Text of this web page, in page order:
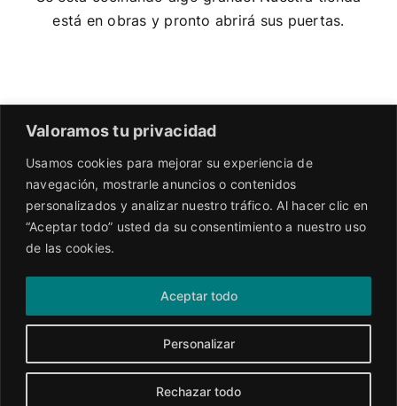
Valoramos tu privacidad
Usamos cookies para mejorar su experiencia de
navegación, mostrarle anuncios o contenidos
personalizados y analizar nuestro tráfico. Al hacer clic en
“Aceptar todo” usted da su consentimiento a nuestro uso
de las cookies.
Personalizar
Rechazar todo
Aceptar todo
está en obras y pronto abrirá sus puertas.